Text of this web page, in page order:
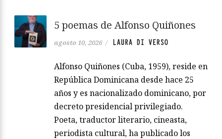
5 poemas de Alfonso Quiñones
agosto 10, 2026 / LAURA DI VERSO
Alfonso Quiñones (Cuba, 1959), reside en
República Dominicana desde hace 25
años y es nacionalizado dominicano, por
decreto presidencial privilegiado.
Poeta, traductor literario, cineasta,
periodista cultural, ha publicado los